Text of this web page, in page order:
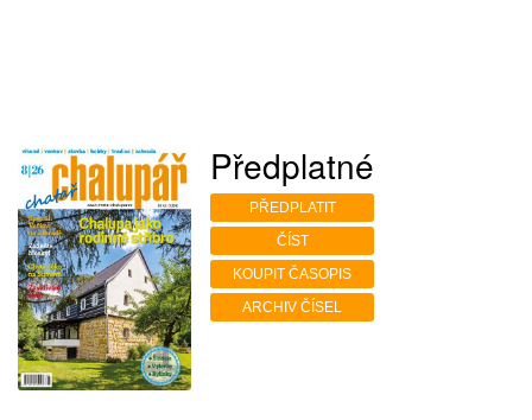
Předplatné
PŘEDPLATIT
ČÍST
KOUPIT ČASOPIS
ARCHIV ČÍSEL